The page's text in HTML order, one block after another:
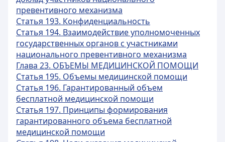
превентивного механизма
Статья 193. Конфиденциальность
Статья 194. Взаимодействие уполномоченных
государственных органов с участниками
национального превентивного механизма
Глава 23. ОБЪЕМЫ МЕДИЦИНСКОЙ ПОМОЩИ
Статья 195. Объемы медицинской помощи
Статья 196. Гарантированный объем
бесплатной медицинской помощи
Статья 197. Принципы формирования
гарантированного объема бесплатной
медицинской помощи